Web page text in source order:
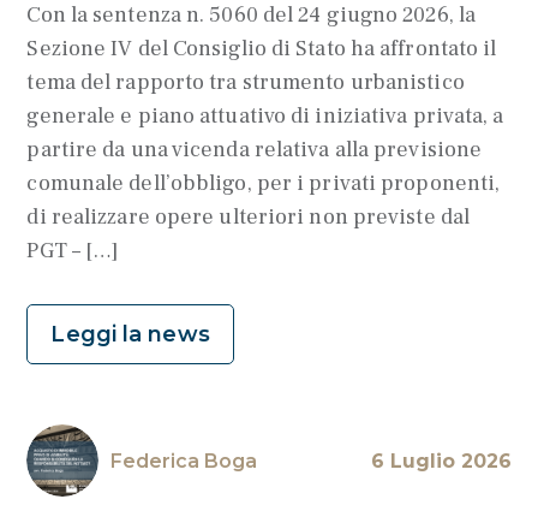
Con la sentenza n. 5060 del 24 giugno 2026, la
Sezione IV del Consiglio di Stato ha affrontato il
tema del rapporto tra strumento urbanistico
generale e piano attuativo di iniziativa privata, a
partire da una vicenda relativa alla previsione
comunale dell’obbligo, per i privati proponenti,
di realizzare opere ulteriori non previste dal
PGT – […]
Leggi la news
Federica Boga 6 Luglio 2026